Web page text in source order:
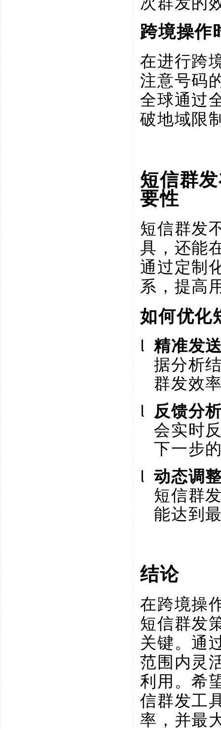
跨境操作
在进行跨
注意号码
全球通过
破地域限
短信群
要性
短信群发
具，还能
通过定制
系，提高
如何优化
l 精准发
据分析
群发效
l 反馈分
会实时
下一步
l 动态调
短信群
能达到
结论
在跨境操
短信群发
关键。通
范围内灵
利用。希
信群发工
率，并最